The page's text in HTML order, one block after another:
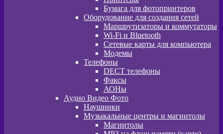
Бумага для фотопринтеров
Оборудование для создания сетей
Маршрутизаторы и коммутаторы
Wi-Fi и Bluetooth
Сетевые карты для компьютера
Модемы
Телефоны
DECT телефоны
Факсы
АОНы
Аудио Видео Фото
Наушники
Музыкальные центры и магнитолы
Магнитолы